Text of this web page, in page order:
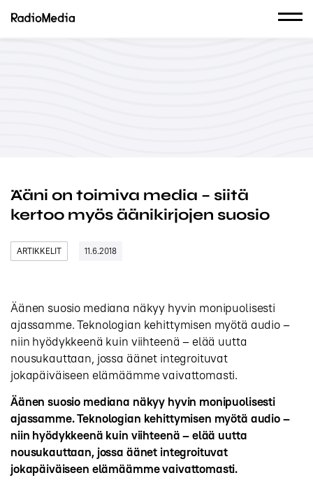
Ääni on toimiva media – siitä
kertoo myös äänikirjojen suosio
ARTIKKELIT 11.6.2018
Äänen suosio mediana näkyy hyvin monipuolisesti
ajassamme. Teknologian kehittymisen myötä audio –
niin hyödykkeenä kuin viihteenä – elää uutta
nousukauttaan, jossa äänet integroituvat
jokapäiväiseen elämäämme vaivattomasti.
Äänen suosio mediana näkyy hyvin monipuolisesti
ajassamme. Teknologian kehittymisen myötä audio –
niin hyödykkeenä kuin viihteenä – elää uutta
nousukauttaan, jossa äänet integroituvat
jokapäiväiseen elämäämme vaivattomasti.